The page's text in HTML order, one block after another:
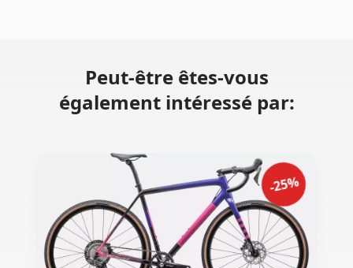
Peut-être êtes-vous
également intéressé par:
-25%